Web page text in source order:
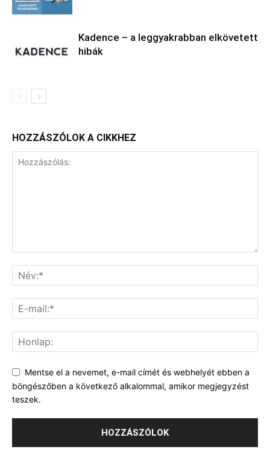
Kadence – a leggyakrabban elkövetett
hibák
HOZZÁSZÓLOK A CIKKHEZ
Mentse el a nevemet, e-mail címét és webhelyét ebben a
böngészőben a következő alkalommal, amikor megjegyzést
teszek.